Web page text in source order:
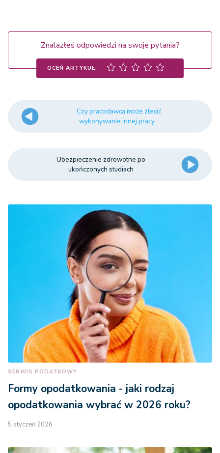
Znalazłeś odpowiedzi na swoje pytania?
OCEŃ ARTYKUŁ:
Czy pracodawca może zlecić
wykonywanie innej pracy...
Ubezpieczenie zdrowotne po
ukończonych studiach
SERWIS PODATKOWY
Formy opodatkowania - jaki rodzaj
opodatkowania wybrać w 2026 roku?
5 styczeń 2026